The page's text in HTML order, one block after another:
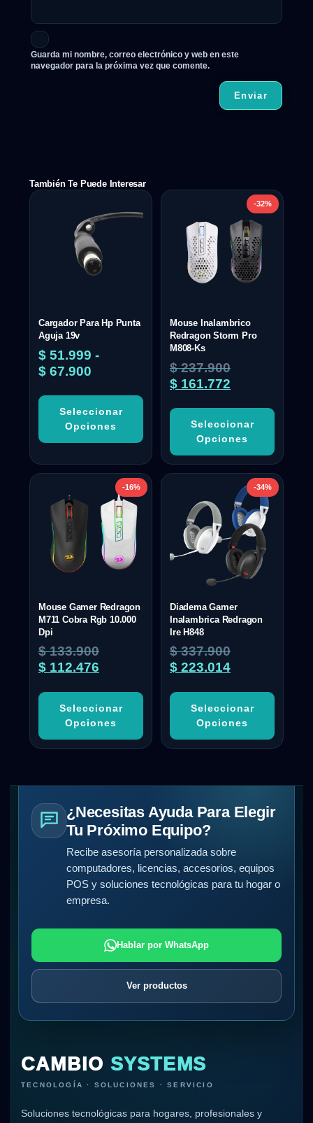
Guarda mi nombre, correo electrónico y web en este
navegador para la próxima vez que comente.
También Te Puede Interesar
Cargador Para Hp Punta
Aguja 19v
$ 51.999 -
$ 67.900
Seleccionar
Opciones
-32%
Mouse Inalambrico
Redragon Storm Pro
M808-Ks
$237.900
$ 161.772
Seleccionar
Opciones
-16%
Mouse Gamer Redragon
M711 Cobra Rgb 10.000
Dpi
$133.900
$ 112.476
Seleccionar
Opciones
-34%
Diadema Gamer
Inalambrica Redragon
Ire H848
$337.900
$ 223.014
Seleccionar
Opciones
¿Necesitas Ayuda Para Elegir
Tu Próximo Equipo?
Recibe asesoría personalizada sobre
computadores, licencias, accesorios, equipos
POS y soluciones tecnológicas para tu hogar o
empresa.
Hablar por WhatsApp
Ver productos
CAMBIO SYSTEMS
TECNOLOGÍA · SOLUCIONES · SERVICIO
Soluciones tecnológicas para hogares, profesionales y